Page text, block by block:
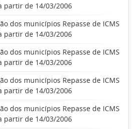
partir de 14/03/2006
dos municípios Repasse de ICMS
partir de 14/03/2006
dos municípios Repasse de ICMS
partir de 14/03/2006
dos municípios Repasse de ICMS
partir de 14/03/2006
dos municípios Repasse de ICMS
partir de 14/03/2006